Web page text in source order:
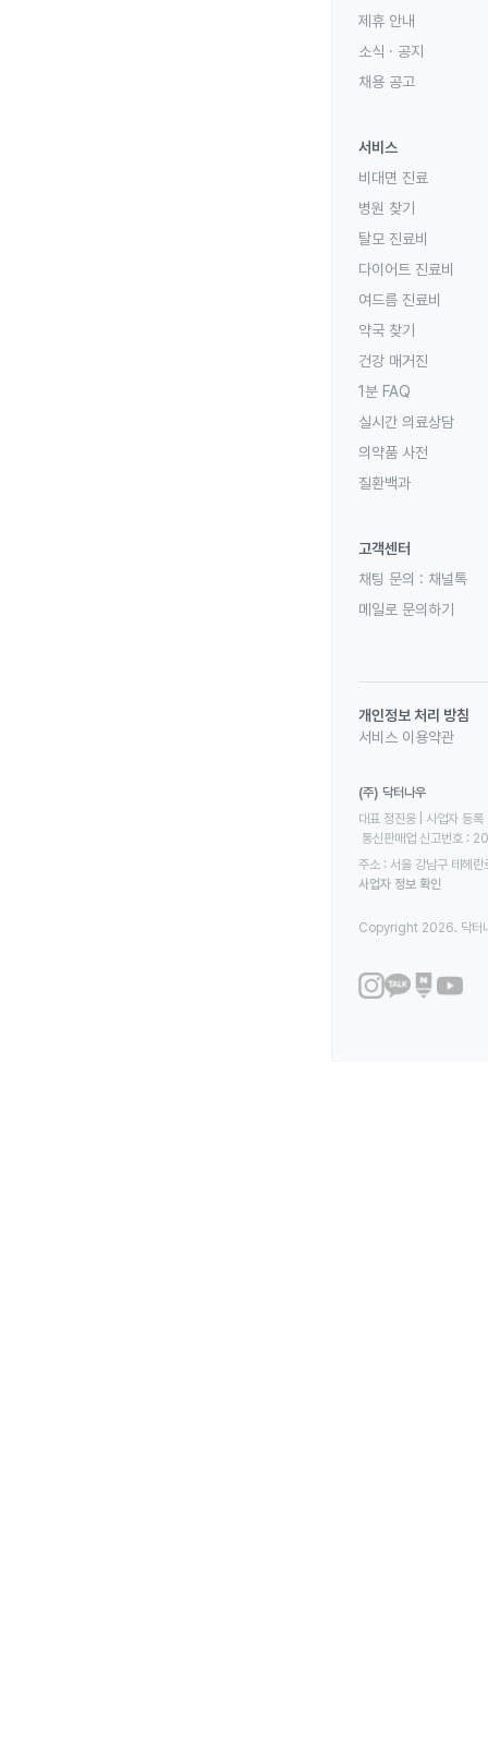
제휴 안내
소식 · 공지
채용 공고
서비스
비대면 진료
병원 찾기
탈모 진료비
다이어트 진료비
여드름 진료비
약국 찾기
건강 매거진
1분 FAQ
실시간 의료상담
의약품 사전
질환백과
고객센터
채팅 문의 : 채널톡
메일로 문의하기
개인정보 처리 방침
서비스 이용약관
(주) 닥터나우
대표 정진웅 | 사업자
통신판매업 신고번호
주소 : 서울 강남구 테헤
사업자 정보 확인
Copyright 2026. 닥터